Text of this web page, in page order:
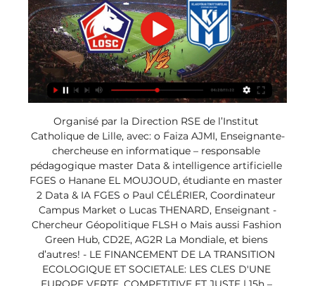
Organisé par la Direction RSE de l’Institut Catholique de Lille, avec: o Faiza AJMI, Enseignante-chercheuse en informatique – responsable pédagogique master Data & intelligence artificielle FGES o Hanane EL MOUJOUD, étudiante en master 2 Data & IA FGES o Paul CÉLÉRIER, Coordinateur Campus Market o Lucas THENARD, Enseignant -Chercheur Géopolitique FLSH o Mais aussi Fashion Green Hub, CD2E, AG2R La Mondiale, et biens d’autres! - LE FINANCEMENT DE LA TRANSITION ECOLOGIQUE ET SOCIETALE: LES CLES D'UNE EUROPE VERTE, COMPETITIVE ET JUSTE | 15h – 15h30 Avec Madlen SOBKOWIAK, professeure associée EDHEC Business School 21 novembre – Synopia: - TABLE RONDE #2: SOCIETE & JEUNESSES: QUELLE SOCIETE VOULONS-NOUS BATIR ENSEMBLE? | 11h – 12h Avec Thomas Saillard, Étudiant en 4ème année HEI Lille, Représentant, Fédération étudiante de l’Université Catholique de Lille - ENGAGEMENT & JEUNESSES: QUEL ROLE POUR LES ASSOCIATIONS? | 12h – 12h30 Avec Olivier Garnier, Directeur général adjoint ISTC, membre de l’Association Solidarités nouvelles face au chômage 22 novembre - ENTREPRISES ET DURABILITE: LES ENJEUX GEOPOLITIQUES DE LA RESPONSABILITE SOCIALE DES ENTREPRISES | 9h – 10h30 Avec en modérateur Geert DEMUIJNCK, professeure associée EDHEC Business School - JEUNESSES, PERFORMANCES, RESPONSABILITES & RAPPORT AU TRAVAIL: ENJEUX, ATTENTES ET PROPOSITIONS | 9h – 10h30 Avec Albin Wagener, Directeur de recherche, Chaire Sens et travail, ICAM - GRAND DEBAT RSE #2: REPENSER ENSEMBLE LE FUTUR! | 9h30 – 12h30 • prendre soin & vieillissement, • sens du travail & sens des études, • l’Homme au cœur mais aussi au service du vivant, • vulnérabilité & précarité étudiante. 

] 20:41 - LOSC – KI Klaksvik: Yusuf Yazici « a fait de l’effet » aux Îles Féroé - LEPETITLILLOIS. COMHomologue de Paulo Fonseca et entraîneur du KI Klaksvik, Hoseth Magne était de passage en conférence de presse. Il a été dithyrambique envers le LOSC, ses joueurs et son coach. Ce jeudi, à 21 heures, les Féroïens du KI Klaksvik affrontent le LOSC. 

Pour sa 17ème édition, en association avec rev3 et Synopia, cet évènement phare de l’économie responsable s’installera pour la première fois à la Cité des Échanges à Marcq-en-Barœul. Parce que si nous souhaitons réellement inverser la tendance actuelle, la transition devra être massive, profondément impactante, et universelle. Parce qu’un territoire ou une entreprise, ne peuvent se transformer seuls: ils doivent s’appuyer sur un écosystème, des ambitions et exigences nationales, européennes et internationales. 

Mercato LOSC, Transferts du LOSC, L'actu foot du LOSC LilleJeudi 14 décembre 2023 07:00 - LOSC: Le récap de l'actualité de la veille (13/12/23) - LEPETITLILLOIS. COMDans le but de vous offrir une synthèse concise de l'actualité, dans laquelle vous pouvez puiser selon vos préférences, nous compilons l'essentiel des articles sur le LOSC qui ont été rédigés et publiés la veille sur le site Le Petit Lillois. Pour vous assurer que vous n'avez rien mais vraiment rien manqué de l'actualité lilloise […] Lire la suite Mercredi 13 décembre 2023 20:45 - LOSC – Klaksvik: les compositions probables! - BEFOOT. NET Le LOSC reçoit le Klaksvik ce jeudi soir (21h) à la Décathlon Arena dans le cadre de la sixième journée de la Ligue Europa Conférence. Découvrez les compositions probables! Lille occupe actuellement la première place de son groupe avec un parcours sans défaite, comprenant trois victoires contre le Slovan Bratislava (2-1) et Ljubljana à [... 

Si la Coupe de […] 16:00 - OL: Pierre Sage est serein quant à son avenir - SPORT. FRDéjà assuré de terminer l’année civile sur le banc de l’Olympique Lyonnais, Pierre Sage affiche jusqu’à présent un visage serein quant à son futur. Il faut dire que les progrès entrevus côté Lyonnais face à Lille malgré la défaite ainsi que la victoire tranquille face à Toulouse le weekend dernier (3-0) ont donné un petit […] 15:05 - LOSC: Un détail dommageable avant d'affronter Klaksvik en C4 - SCORE. FRLe LOSC est sur une très bonne série, ils sont en effet invaincus sur leurs 13 derniers matchs toutes compétitions confondues. Il faut remonter au 26 septembre pour constater une défaite contre le Stade de Reims 2-1, l'une des deux qu'ils ont concédées depuis le début de saison. A la veille d'affronter en Ligue Europa Conférence le KL Klaksvik, petit club des Îles Féroé, tout va pour le mieux pour les Dogues: 4ème de... 

Les établissements de l’Université Catholique de Lille intègrent la programmation du World Forum: 21 novembre - GRAND DEBAT RSE #1: REPENSER ENSEMBLE LE FUTUR! | 9h30 – 12h30 Au programme de cette matinée d’intelligence collective: une rencontre entre différents acteurs du monde économique autour de 4 thématiques: • intelligence artificielle & éthique, • réindustrialisation & textile, • finance à impact & planification écologique, • gestion des risques climatiques & assurance. L’occasion pour les entreprises, étudiants et enseignants chercheurs de se rencontrer et créer de nouvelles synergies pour repenser nos façons de consommer, de produire, de travailler, de vivre ensemble et répondre aux grands enjeux environnementaux et sociaux. 

o Docteur François PROUTEAU, coordinateur du Think Tank Sens au travail / Sens du travail porté par l’UCLille o Marine FROGERAIS, Étudiante en L3 RI – ESPOL et membre de l’association Le Caribou o Sébastien CARCELLE, docteur en anthropologie sociale, équipe Humanités de l’UCLille o Vivien NALENNE, Assistant social – All, services aux étudiants de l’UCLille o Romane VANDROUX, Étudiante chercheur doctorant – psychologie sociale et économie comportementale Ethics, unité de recherche de l’UCLille o Mais aussi l’Association Polyrom, SNCF Voyageurs, BeeCity, Y’a Du Rab, et bien d’autres! Initié par Réseau Alliances, le World Forum est l'évènement annuel pour les acteurs s'engageant pour l'économie mondiale responsable. 

Ouvert à tous les étudiants de l’Université Catholique de Lille! Inscriptions Qu’est-ce qu’une COP? La Convention-cadre des Nations Unies sur les changements climatiques (CCNUCC) est un traité international dont les signataires se sont engagés à coopérer pour limiter la hausse de la température de la planète et lutter contre les effets néfastes des changements climatiques qu’on ne pourra éviter. 

C’est important. Nous ne voulons vraiment pas […] 17:49 - Stéphane Dumont (ex-LOSC) a célébré ses 100 matchs à la tête de l’EA Guingamp - LEPETITLILLOIS. COML’ancien joueur et adjoint du LOSC, Stéphane Dumont a fêté ses 100 matchs sur le banc de l’En Avant Guingamp. Le Nordiste réussit ses premiers pas en tant qu’entraineur principal. Stéphane Dumont a fêté son centième match sur un banc de touche. 

Live Lille - KÍ la 6e journée de UEFA Europa Conference dans 2 heures — Le match est à suivre en direct le 14 décembre 2023 à 21:00 sur RMC Sport 1. Où voir le match Lille KÍ en streaming ? Match en streaming légal ...

Les équipes qualifiées U19 nationaux: Stade Rennais, FC Nantes, FC Lorient, Losc Lille, SC Bastia, Cet article Gambardella. Suivez en direct le tirage des 32èmes de finale est apparu en premier sur Foot... 18:50 - LOSC – Fonseca: « Le match contre Klaksvik est le match le plus important » - SPORT. FRDe passage en conférence de presse ce mercredi, Paulo Fonseca a souligné l’importance d’une victoire demain soir (21h) en Ligue Europa Conférence face au KI Klaksvik. « La possibilité d’être premier nous permet de ne pas jouer deux matchs difficiles face à une équipe forte qui vient d’Europa League. 

Lens – Lille : Diffusion TV et en clair, streaming et compos 7 oct. 2023 — Stream Type LIVE. Seek to live, currently behind liveLIVE. Remaining KÍ KÍ · Présentation du match · Ligue 1 · RCL Lens. 16 déc. 2023 12:00.

Lille OSC - KÍ en direct - Ligue Europa Conférence 30 nov. 2023 — Suivez en direct le match de Ligue Europa Conférence en Football entre Lille OSC et KÍ sur Eurosport. Le match commence à 21:00 le 14 ...

Ligue Europa Conférence. Trop tendre, le Losc tenu en 5 oct. 2023 — Avec une équipe jeune et remaniée, Lille n'a jamais su réellement mettre en danger le KI Klasvik, et a concédé jeudi un match nul contre les ...

Ces LAS proposent de nombreux avantages: contrôle continu, possibilité de faire sa 2ème tentative dans le même cursus, redoublement possible si - de 10 sans utiliser ses 2 tentatives, un taux de réussite élevé. Sur le Campus Humanicité, la FMMS propose la formation Infirmier (IFSI), Aide-soignant (IFAS), Puéricultrice et Cadre de Santé (IFCS). La FMMS attache une importance particulière à l’accompagnement des étudiants (grâce notamment à la prépa intégrée, le parrainage etc). En savoir plus sur ces 3 parcours santé: World Forum for a Responsible Economy L'Université Catholique de Lille s’associe au World Forum for a Responsible Economy, les 21 et 22 novembre: « Ma région compte sur la planète, et vice versa », à la Cité des Échanges à Marcq-en-Barœul. 

▶️ KÍ Klaksvík vs Lille - Live stream & pronostics, H2H 5 oct. 2023 — Informations sur le match · Les équipes:KI Klaksvik - Lille OSC · Tournoi:Ligue Europa Conférence · Date:Thursday, 5 October 2023 · Heure:11:45 ...

France Bleu Nord – Écouter la radio en direct, actualité France Bleu vous propose. Lille. CARTE Les plus beaux Marchés de Noël du Nord et du Pas-de-Calais.

LOSC (@losclive) / X . @LOSC_EN.. Entertainment & Recreation Lille losc.fr Joined April 2011. 490 live/HsdxZTYL61U?si=3IfcCcvrnG2dbHFL… Retrouve ci-dessous les principales ...

Comment? 1. Remplir le formulaire 2. Faire un entretien individuel 3. Faire une ½ journée de formation initiale puis 3 sessions de formation à la station désignée (dans les 6 semaines précédant l’examen) 4. Etre présent le jour de l’examen Quand? Du 11 au 13 mars 2024 / Du 27 mai au 2 juin 2024 En savoir + Nouvelle licence de design Découvrez la nouvelle licence de design lors de notre journée portes ouvertes du 2 décembre. En savoir plus sur la formation Journée Portes Ouvertes Retrouvez tous les établissements de l'Université Catholi